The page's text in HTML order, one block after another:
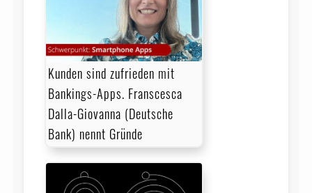
Kunden sind zufrieden mit
Bankings-Apps. Franscesca
Dalla-Giovanna (Deutsche
Bank) nennt Gründe